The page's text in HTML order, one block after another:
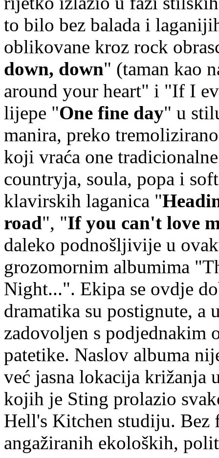
to bilo bez balada i
oblikovane kroz rock
down, down" (taman kao
around your heart" i "If I
lijepe "One fine day" u
manira, preko
koji vraća one
countryja, soula, popa i
klavirskih laganica "
road", "If you can't love
daleko podnošljivije u
grozomornim albumima
Night...". Ekipa se ovdje
dramatika su postignute,
zadovoljen s podjednakim
patetike. Naslov albuma
već jasna lokacija križanja
kojih je Sting prolazio
Hell's Kitchen studiju.
angažiranih ekoloških,